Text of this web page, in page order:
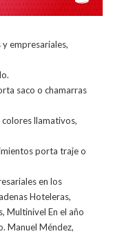
empresariales,
saco o chamarras
llamativos,
porta traje o
en los
Hoteleras,
Multinivel En el año
Manuel Méndez,